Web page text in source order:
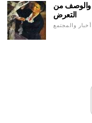
والوصف من
التعرض
أخبار والمجتمع